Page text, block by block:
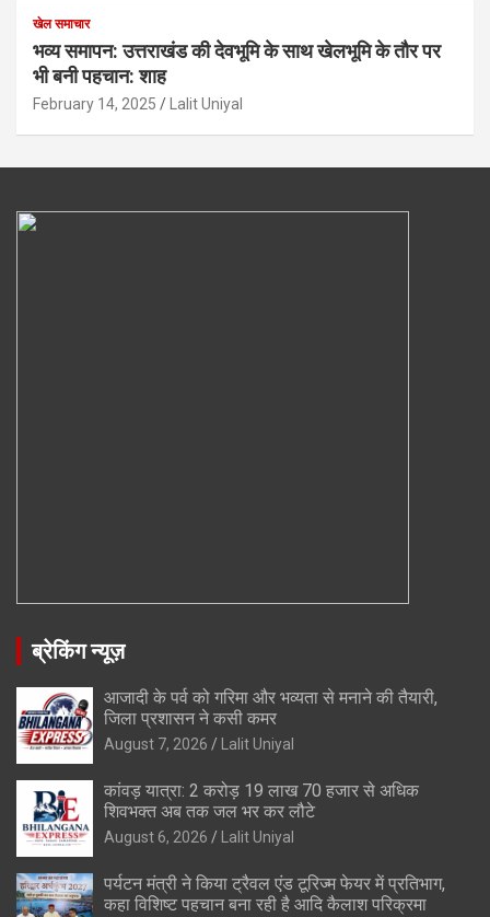
खेल समाचार
भव्य समापन: उत्तराखंड की देवभूमि के साथ खेलभूमि के तौर पर
भी बनी पहचान: शाह
February 14, 2025 Lalit Uniyal
ब्रेकिंग न्यूज़
आजादी के पर्व को गरिमा और भव्यता से मनाने की तैयारी,
जिला प्रशासन ने कसी कमर
August 7, 2026 Lalit Uniyal
कांवड़ यात्रा: 2 करोड़ 19 लाख 70 हजार से अधिक
शिवभक्त अब तक जल भर कर लौटे
August 6, 2026 Lalit Uniyal
पर्यटन मंत्री ने किया ट्रैवल एंड टूरिज्म फेयर में प्रतिभाग,
कहा विशिष्ट पहचान बना रही है आदि कैलाश परिक्रमा